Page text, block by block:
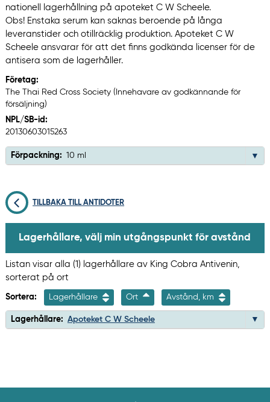
nationell lagerhållning på apoteket C W Scheele.
Obs! Enstaka serum kan saknas beroende på långa
leveranstider och otillräcklig produktion. Apoteket C W
Scheele ansvarar för att det finns godkända licenser för de
antisera som de lagerhåller.
Företag:
The Thai Red Cross Society (Innehavare av godkännande för
försäljning)
NPL/SB-id:
20130603015263
Förpackning: 10 ml
TILLBAKA TILL ANTIDOTER
Lagerhållare, välj min utgångspunkt för avstånd
Listan visar alla (1) lagerhållare av King Cobra Antivenin,
sorterat på ort
Sortera: Lagerhållare Ort Avstånd, km
Lagerhållare: Apoteket C W Scheele